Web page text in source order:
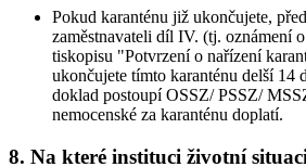
Pokud karanténu již ukončujete,
zaměstnavateli díl IV. (tj. oznámení
tiskopisu "Potvrzení o nařízení
ukončujete tímto karanténu delší 14
doklad postoupí OSSZ/ PSSZ/
nemocenské za karanténu doplatí.
8. Na které instituci životní